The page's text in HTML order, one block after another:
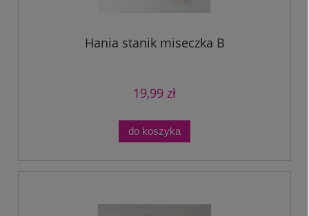
Hania stanik miseczka B
19,99 zł
do koszyka